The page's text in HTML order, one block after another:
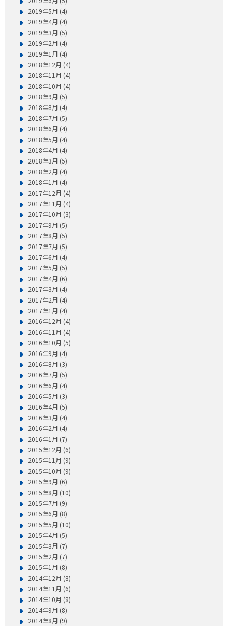
2019年5月 (4)
2019年4月 (4)
2019年3月 (5)
2019年2月 (4)
2019年1月 (4)
2018年12月 (4)
2018年11月 (4)
2018年10月 (4)
2018年9月 (5)
2018年8月 (4)
2018年7月 (5)
2018年6月 (4)
2018年5月 (4)
2018年4月 (4)
2018年3月 (5)
2018年2月 (4)
2018年1月 (4)
2017年12月 (4)
2017年11月 (4)
2017年10月 (3)
2017年9月 (5)
2017年8月 (5)
2017年7月 (5)
2017年6月 (4)
2017年5月 (5)
2017年4月 (6)
2017年3月 (4)
2017年2月 (4)
2017年1月 (4)
2016年12月 (4)
2016年11月 (4)
2016年10月 (5)
2016年9月 (4)
2016年8月 (3)
2016年7月 (5)
2016年6月 (4)
2016年5月 (3)
2016年4月 (5)
2016年3月 (4)
2016年2月 (4)
2016年1月 (7)
2015年12月 (6)
2015年11月 (9)
2015年10月 (9)
2015年9月 (6)
2015年8月 (10)
2015年7月 (9)
2015年6月 (8)
2015年5月 (10)
2015年4月 (5)
2015年3月 (7)
2015年2月 (7)
2015年1月 (8)
2014年12月 (8)
2014年11月 (6)
2014年10月 (8)
2014年9月 (8)
2014年8月 (9)